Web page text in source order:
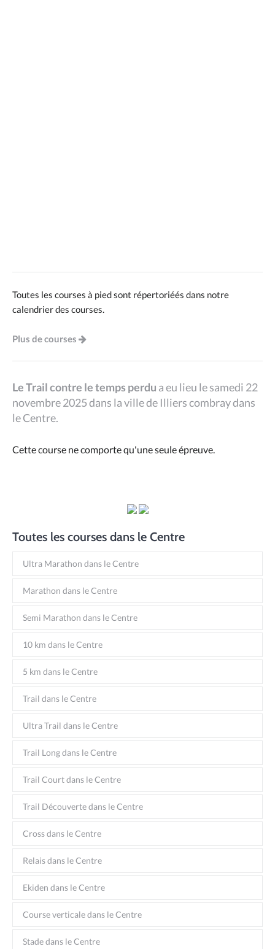
Toutes les courses à pied sont répertoriéés dans notre
calendrier des courses.
Plus de courses
Le Trail contre le temps perdu a eu lieu le samedi 22
novembre 2025 dans la ville de Illiers combray dans
le Centre.
Cette course ne comporte qu'une seule épreuve.
Toutes les courses dans le Centre
Ultra Marathon dans le Centre
Marathon dans le Centre
Semi Marathon dans le Centre
10 km dans le Centre
5 km dans le Centre
Trail dans le Centre
Ultra Trail dans le Centre
Trail Long dans le Centre
Trail Court dans le Centre
Trail Découverte dans le Centre
Cross dans le Centre
Relais dans le Centre
Ekiden dans le Centre
Course verticale dans le Centre
Stade dans le Centre